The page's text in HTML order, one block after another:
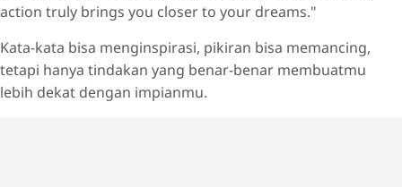
action truly brings you closer to your dreams."
Kata-kata bisa menginspirasi, pikiran bisa memancing,
tetapi hanya tindakan yang benar-benar membuatmu
lebih dekat dengan impianmu.